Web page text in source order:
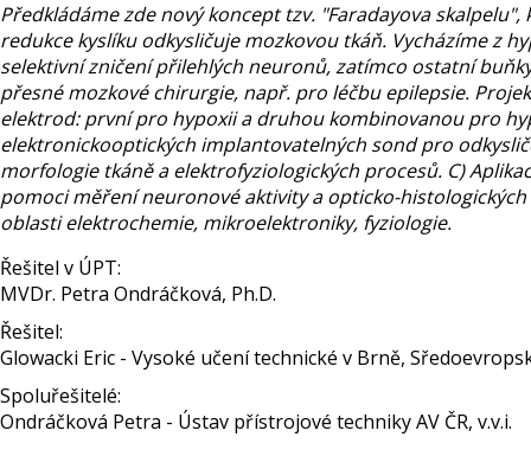
Předkládáme zde nový koncept tzv. "Faradayova
redukce kyslíku odkysličuje mozkovou tkáň. Vycházíme z
selektivní zničení přilehlých neuronů, zatímco ostatní
přesné mozkové chirurgie, např. pro léčbu epilepsie.
elektrod: první pro hypoxii a druhou kombinovanou pro
elektronickooptických implantovatelných sond pro
morfologie tkáně a elektrofyziologických procesů. C)
pomoci měření neuronové aktivity a opticko-
oblasti elektrochemie, mikroelektroniky, fyziologie.
Řešitel v ÚPT:
MVDr. Petra Ondráčková, Ph.D.
Řešitel:
Glowacki Eric - Vysoké učení technické v Brně,
Spoluřešitelé:
Ondráčková Petra - Ústav přístrojové techniky AV ČR, v.v.i.